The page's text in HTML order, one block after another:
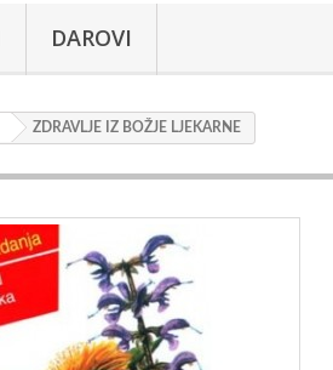
DAROVI
ZDRAVLJE IZ BOŽJE LJEKARNE